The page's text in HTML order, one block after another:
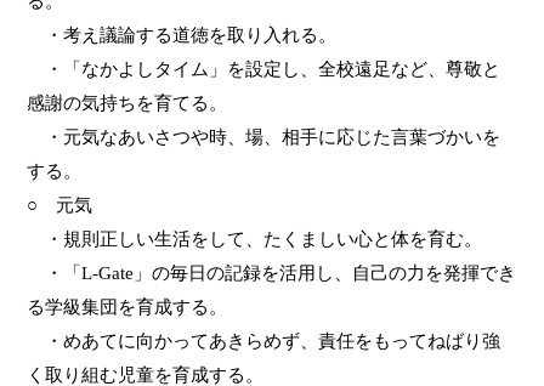
・考え議論する道徳を取り入れる。
・「なかよしタイム」を設定し、全校遠足など、尊敬と
感謝の気持ちを育てる。
・元気なあいさつや時、場、相手に応じた言葉づかいを
する。
○ 元気
・規則正しい生活をして、たくましい心と体を育む。
・「 L-Gate 」の毎日の記録を活用し、自己の力を発揮でき
る学級集団を育成する。
・めあてに向かってあきらめず、責任をもってねばり強
く取り組む児童を育成する。